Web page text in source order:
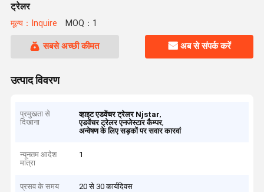
ट्रेलर
मूल्य：Inquire MOQ：1
सबसे अच्छी कीमत अब से संपर्क करें
उत्पाद विवरण
प्रमुखता से
दिखाना
व्हाइट एडवेंचर ट्रेलर Njstar,
एडवेंचर ट्रेलर एनजेस्टार कैम्पर,
अन्वेषण के लिए सड़कों पर सवार कारवां
न्यूनतम आदेश
मात्रा
1
प्रसव के समय 20 से 30 कार्यदिवस